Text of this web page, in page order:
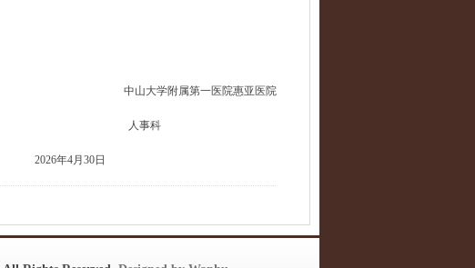
中山大学附属第一医院惠亚医院
科
日